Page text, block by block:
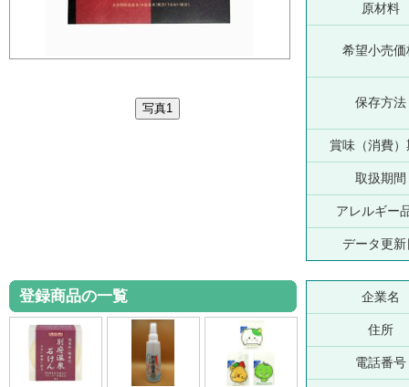
原材料
希望小売価
保存方法
賞味（消費）
取扱期間
アレルギー
データ更新
登録商品の一覧 企業名
住所
電話番号